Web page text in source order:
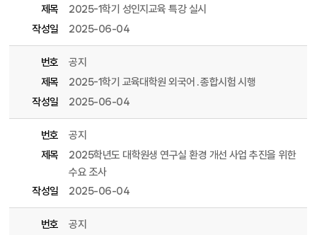
제목
2025-1학기 성인지교육 특강 실시
작성일
2025-06-04
번호
공지
제목
2025-1학기 교육대학원 외국어․종합시험 시행
작성일
2025-06-04
번호
공지
제목
2025학년도 대학원생 연구실 환경 개선 사업 추진을 위한
수요 조사
작성일
2025-06-04
번호
공지